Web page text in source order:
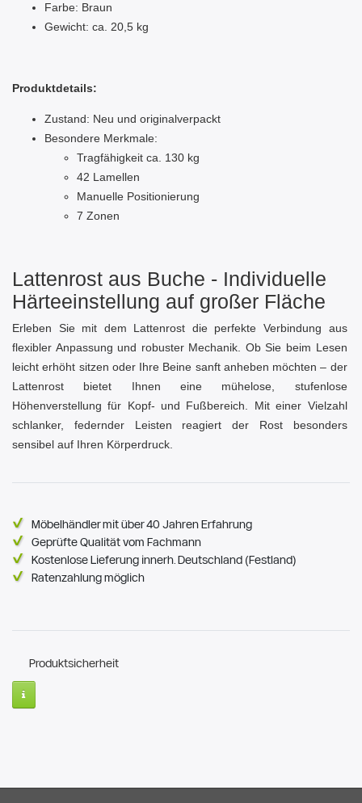
Farbe: Braun
Gewicht: ca. 20,5 kg
Produktdetails:
Zustand: Neu und originalverpackt
Besondere Merkmale:
Tragfähigkeit ca. 130 kg
42 Lamellen
Manuelle Positionierung
7 Zonen
Lattenrost aus Buche - Individuelle
Härte­einstellung auf großer Fläche
Erleben Sie mit dem Lattenrost die perfekte Verbindung aus
flexibler Anpassung und robuster Mechanik. Ob Sie beim Lesen
leicht erhöht sitzen oder Ihre Beine sanft anheben möchten – der
Lattenrost bietet Ihnen eine mühelose, stufenlose
Höhenverstellung für Kopf‑ und Fußbereich. Mit einer Vielzahl
schlanker, federnder Leisten reagiert der Rost besonders
sensibel auf Ihren Körperdruck.
Möbelhändler mit über 40 Jahren Erfahrung
Geprüfte Qualität vom Fachmann
Kostenlose Lieferung innerh. Deutschland (Festland)
Ratenzahlung möglich
Produktsicherheit